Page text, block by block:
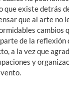
que existe detrás
que al arte no
cambios
parte de la
a la vez que
y